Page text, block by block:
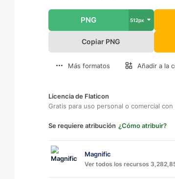
PNG 512px
Copiar PNG
Más formatos Añadir a la
Licencia de Flaticon
Gratis para uso personal o comercial
Se requiere atribución ¿Cómo atribuir?
Magnific
Ver todos los recursos